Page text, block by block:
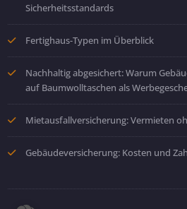
Sicherheitsstandards
Fertighaus-Typen im Überblick
Nachhaltig abgesichert: Warum
auf Baumwolltaschen als
Mietausfallversicherung: Vermieten
Gebäudeversicherung: Kosten und